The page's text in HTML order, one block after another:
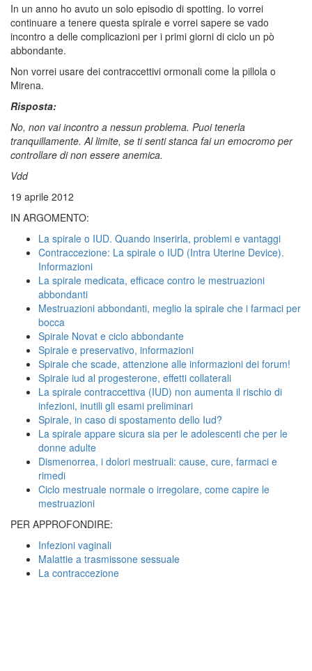
In un anno ho avuto un solo episodio di spotting. Io vorrei
continuare a tenere questa spirale e vorrei sapere se vado
incontro a delle complicazioni per i primi giorni di ciclo un pò
abbondante.
Non vorrei usare dei contraccettivi ormonali come la pillola o
Mirena.
Risposta:
No, non vai incontro a nessun problema. Puoi tenerla
tranquillamente. Al limite, se ti senti stanca fai un emocromo per
controllare di non essere anemica.
Vdd
19 aprile 2012
IN ARGOMENTO:
La spirale o IUD. Quando inserirla, problemi e vantaggi
Contraccezione: La spirale o IUD (Intra Uterine Device).
Informazioni
La spirale medicata, efficace contro le mestruazioni
abbondanti
Mestruazioni abbondanti, meglio la spirale che i farmaci per
bocca
Spirale Novat e ciclo abbondante
Spirale e preservativo, informazioni
Spirale che scade, attenzione alle informazioni dei forum!
Spirale iud al progesterone, effetti collaterali
La spirale contraccettiva (IUD) non aumenta il rischio di
infezioni, inutili gli esami preliminari
Spirale, in caso di spostamento dello Iud?
La spirale appare sicura sia per le adolescenti che per le
donne adulte
Dismenorrea, i dolori mestruali: cause, cure, farmaci e
rimedi
Ciclo mestruale normale o irregolare, come capire le
mestruazioni
PER APPROFONDIRE:
Infezioni vaginali
Malattie a trasmissone sessuale
La contraccezione